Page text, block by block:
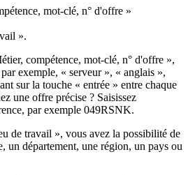
mot-clé, n° d'offre »
».
compétence, mot-clé, n° d'offre »,
exemple, « serveur », « anglais »,
sur la touche « entrée » entre chaque
une offre précise ? Saisissez
par exemple 049RSNK.
de travail », vous avez la possibilité de
un département, une région, un pays ou